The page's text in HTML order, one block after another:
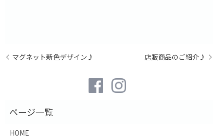
マグネット新色デザイン♪ 店販商品のご紹介♪
HOME